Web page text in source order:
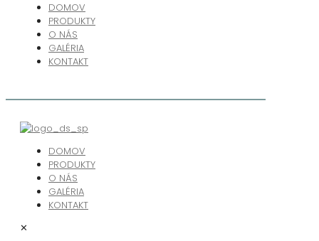
DOMOV
PRODUKTY
O NÁS
GALÉRIA
KONTAKT
DOMOV
PRODUKTY
O NÁS
GALÉRIA
KONTAKT
✕